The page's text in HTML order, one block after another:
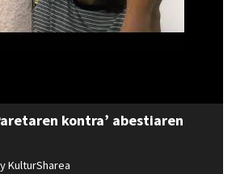
kontra’ abestiaren
KulturSharea